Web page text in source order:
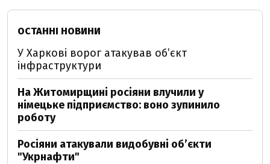
ОСТАННІ НОВИНИ
У Харкові ворог атакував обʼєкт
інфраструктури
На Житомирщині росіяни влучили у
німецьке підприємство: воно зупинило
роботу
Росіяни атакували видобувні обʼєкти
"Укрнафти"